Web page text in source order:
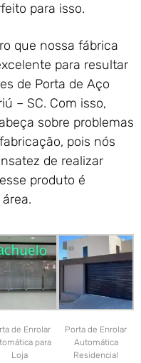
para isso.
que nossa fábrica
para resultar
de Porta de Aço
– SC. Com isso,
sobre problemas
pois nós
de realizar
produto é
de Enrolar
para
Loja
Porta de Enrolar
Automática
Residencial